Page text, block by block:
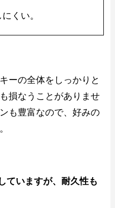
くい。
ーの全体をしっかりと
損なうことがありませ
も豊富なので、好みの
ていますが、耐久性も